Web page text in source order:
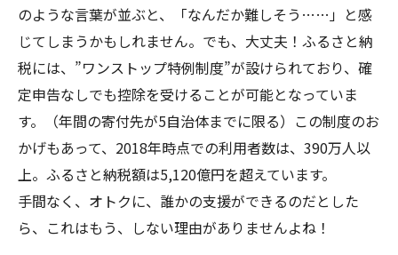
のような言葉が並ぶと、「なんだか難しそう……」と感
じてしまうかもしれません。でも、大丈夫！ふるさと納
税には、”ワンストップ特例制度”が設けられており、 確
定申告なしでも控除を受けることが可能となっていま
す。（年間の寄付先が5自治体までに限る）この制度のお
かげもあって、2018年時点での利用者数は、390万人以
上。ふるさと納税額は5,120億円を超えています。
手間なく、オトクに、誰かの支援ができるのだとした
ら、これはもう、しない理由がありませんよね！